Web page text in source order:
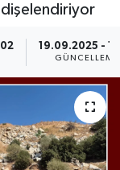
19.09.2025 -
GÜNCELLEME